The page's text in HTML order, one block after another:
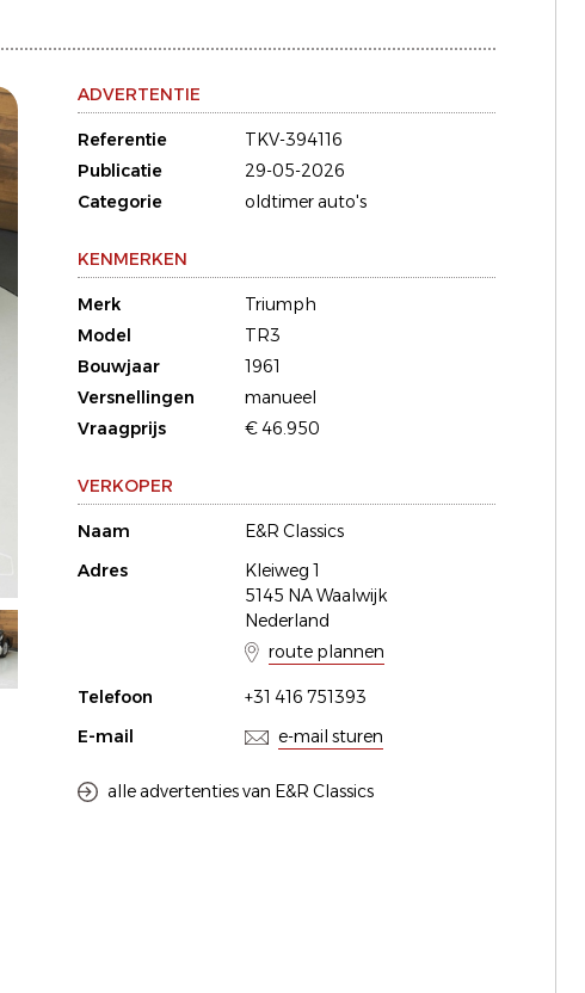
ADVERTENTIE
Referentie
TKV-394116
Publicatie
29-05-2026
Categorie
oldtimer auto's
KENMERKEN
Merk
Triumph
Model
TR3
Bouwjaar
1961
Versnellingen
manueel
Vraagprijs
€ 46.950
VERKOPER
Naam
E&R Classics
Adres
Kleiweg 1
5145 NA Waalwijk
Nederland
route plannen
Telefoon
+31 416 751393
E-mail
e-mail sturen
alle advertenties van E&R Classics